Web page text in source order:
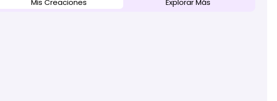
Mis Creaciones Explorar Más